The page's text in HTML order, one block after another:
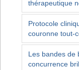
thérapeutique
Protocole
couronne tout-
Les bandes de
concurrence